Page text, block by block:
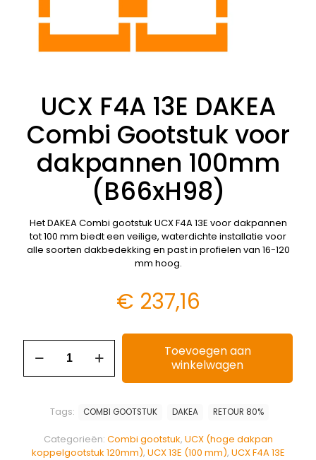
UCX F4A 13E DAKEA
Combi Gootstuk voor
dakpannen 100mm
(B66xH98)
Het DAKEA Combi gootstuk UCX F4A 13E voor dakpannen
tot 100 mm biedt een veilige, waterdichte installatie voor
alle soorten dakbedekking en past in profielen van 16-120
mm hoog.
€ 237,16
Toevoegen aan
winkelwagen
Categorieën: Combi gootstuk, UCX (hoge dakpan
koppelgootstuk 120mm), UCX 13E (100 mm), UCX F4A 13E
Tags: COMBI GOOTSTUK DAKEA RETOUR 80%